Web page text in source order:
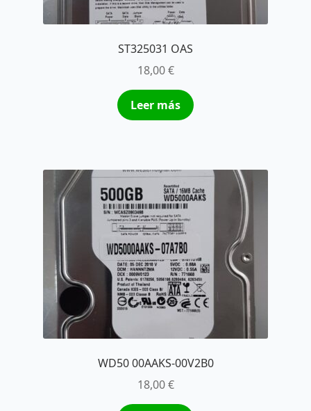
ST325031 OAS
18,00€
Leer más
WD50 00AAKS-00V2B0
18,00€